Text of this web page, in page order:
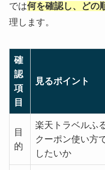
では何を確認し、どの
理します。
確
認
項
目
見るポイント
目
的
楽天トラベルふ
クーポン使い方
したいか